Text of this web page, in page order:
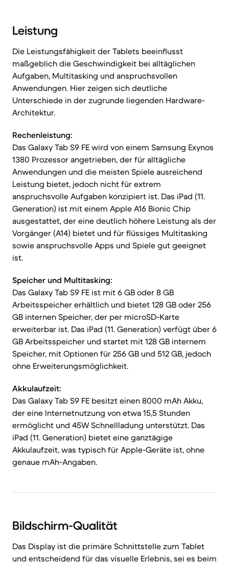
Leistung
Die Leistungsfähigkeit der Tablets beeinflusst
maßgeblich die Geschwindigkeit bei alltäglichen
Aufgaben, Multitasking und anspruchsvollen
Anwendungen. Hier zeigen sich deutliche
Unterschiede in der zugrunde liegenden Hardware-
Architektur.
Rechenleistung:
Das Galaxy Tab S9 FE wird von einem Samsung Exynos
1380 Prozessor angetrieben, der für alltägliche
Anwendungen und die meisten Spiele ausreichend
Leistung bietet, jedoch nicht für extrem
anspruchsvolle Aufgaben konzipiert ist. Das iPad (11.
Generation) ist mit einem Apple A16 Bionic Chip
ausgestattet, der eine deutlich höhere Leistung als der
Vorgänger (A14) bietet und für flüssiges Multitasking
sowie anspruchsvolle Apps und Spiele gut geeignet
ist.
Speicher und Multitasking:
Das Galaxy Tab S9 FE ist mit 6 GB oder 8 GB
Arbeitsspeicher erhältlich und bietet 128 GB oder 256
GB internen Speicher, der per microSD-Karte
erweiterbar ist. Das iPad (11. Generation) verfügt über 6
GB Arbeitsspeicher und startet mit 128 GB internem
Speicher, mit Optionen für 256 GB und 512 GB, jedoch
ohne Erweiterungsmöglichkeit.
Akkulaufzeit:
Das Galaxy Tab S9 FE besitzt einen 8000 mAh Akku,
der eine Internetnutzung von etwa 15,5 Stunden
ermöglicht und 45W Schnellladung unterstützt. Das
iPad (11. Generation) bietet eine ganztägige
Akkulaufzeit, was typisch für Apple-Geräte ist, ohne
genaue mAh-Angaben.
Bildschirm-Qualität
Das Display ist die primäre Schnittstelle zum Tablet
und entscheidend für das visuelle Erlebnis, sei es beim